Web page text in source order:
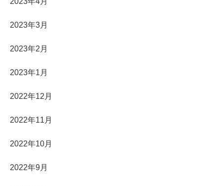
2023年3月
2023年2月
2023年1月
2022年12月
2022年11月
2022年10月
2022年9月